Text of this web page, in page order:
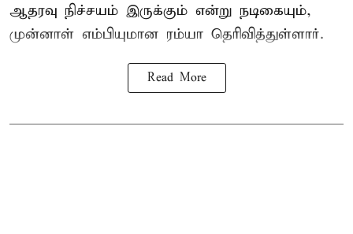
ஆதரவு நிச்சயம் இருக்கும் என்று நடிகையும்,
முன்னாள் எம்பியுமான ரம்யா தெரிவித்துள்ளார்.
Read More